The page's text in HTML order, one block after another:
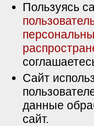
Пользуясь
Сайт
данные
сайт.